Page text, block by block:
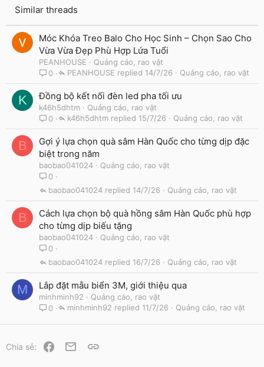
Similar threads
Móc Khóa Treo Balo Cho Học Sinh – Chọn Sao Cho
Vừa Vừa Đẹp Phù Hợp Lứa Tuổi
PEANHOUSE
Quảng cáo, rao vặt
0
Quảng cáo, rao vặt
14/7/26
PEANHOUSE
K Đồng bộ kết nối đèn led pha tối ưu
k46h5dhtm
Quảng cáo, rao vặt
0
Quảng cáo, rao vặt
15/7/26
k46h5dhtm
B
Gợi ý lựa chọn quà sâm Hàn Quốc cho từng dịp đặc
biệt trong năm
baobao041024
Quảng cáo, rao vặt
0
Quảng cáo, rao vặt
14/7/26
baobao041024
B
Cách lựa chọn bộ quà hồng sâm Hàn Quốc phù hợp
cho từng dịp biếu tặng
baobao041024
Quảng cáo, rao vặt
0
Quảng cáo, rao vặt
16/7/26
baobao041024
M Lắp đặt mẫu biển 3M, giới thiệu qua
minhminh92
Quảng cáo, rao vặt
0
Quảng cáo, rao vặt
11/7/26
minhminh92
Chia sẻ: Facebook
Email